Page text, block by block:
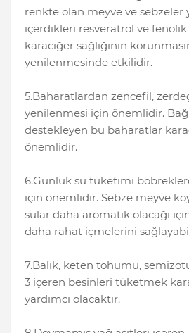
renkte olan meyve ve sebzeler
içerdikleri resveratrol ve
karaciğer sağlığının
yenilenmesinde etkilidir.
5.Baharatlardan zencefil,
yenilenmesi için önemlidir.
destekleyen bu baharatlar
önemlidir.
6.Günlük su tüketimi
için önemlidir. Sebze meyve
sular daha aromatik olacağı
daha rahat içmelerini
7.Balık, keten tohumu,
3 içeren besinleri tüketmek
yardımcı olacaktır.